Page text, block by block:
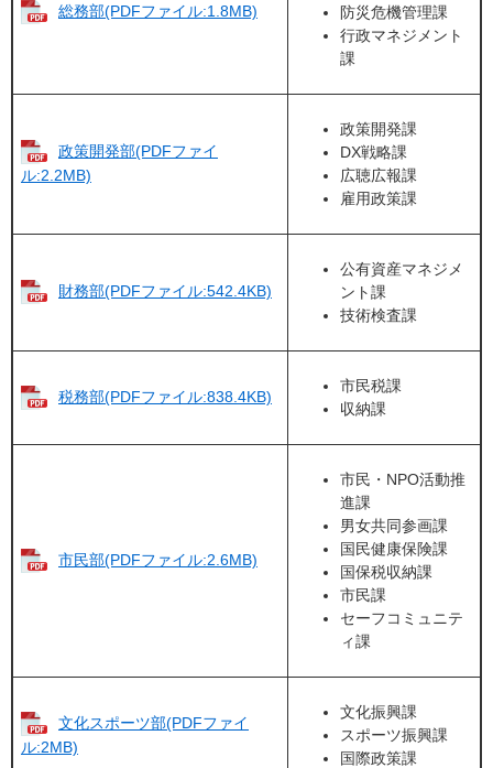
総務部(PDFファイル:1.8MB)
防災危機管理課
行政マネジメント
課
政策開発部(PDFファイ
ル:2.2MB)
政策開発課
DX戦略課
広聴広報課
雇用政策課
財務部(PDFファイル:542.4KB)
公有資産マネジメ
ント課
技術検査課
税務部(PDFファイル:838.4KB)
市民税課
収納課
市民部(PDFファイル:2.6MB)
市民・NPO活動推
進課
男女共同参画課
国民健康保険課
国保税収納課
市民課
セーフコミュニテ
ィ課
文化スポーツ部(PDFファイ
ル:2MB)
文化振興課
スポーツ振興課
国際政策課